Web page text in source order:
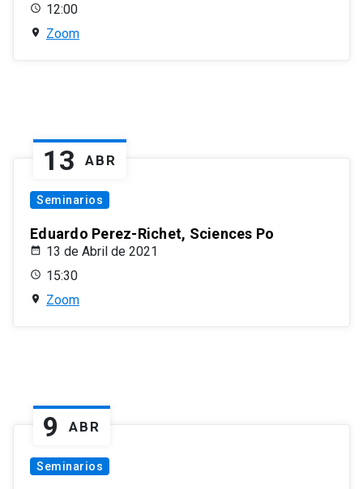
12:00
Zoom
13 ABR
Seminarios
Eduardo Perez-Richet, Sciences Po
13 de Abril de 2021
15:30
Zoom
9 ABR
Seminarios